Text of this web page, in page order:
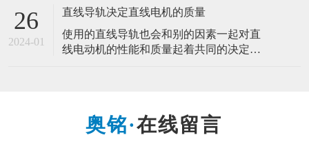
业的高速化、高精度化、环保省能源化发
动支承，直线导轨副一般由导轨、滑块、
反向器、滚动体和坚持器等组成。能以滑
26
2024-01
直线导轨决定直线电机的质量
使用的直线导轨也会和别的因素一起对直
线电动机的性能和质量起着共同的决定性
的调节精度并精确的定位。直线电动机的
在线留言